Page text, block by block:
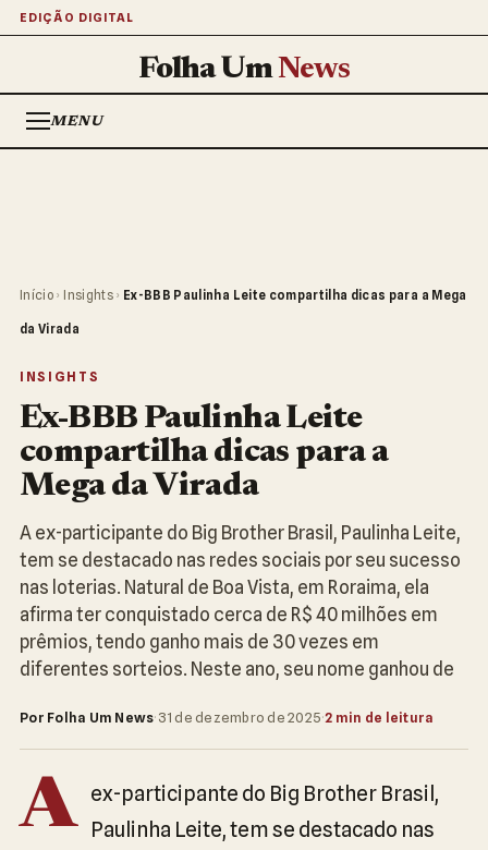
EDIÇÃO DIGITAL
Folha UmNews
MENU
Início › Insights › Ex-BBB Paulinha Leite compartilha dicas para a Mega
da Virada
INSIGHTS
Ex-BBB Paulinha Leite
compartilha dicas para a
Mega da Virada
A ex-participante do Big Brother Brasil, Paulinha Leite,
tem se destacado nas redes sociais por seu sucesso
nas loterias. Natural de Boa Vista, em Roraima, ela
afirma ter conquistado cerca de R$ 40 milhões em
prêmios, tendo ganho mais de 30 vezes em
diferentes sorteios. Neste ano, seu nome ganhou de
Por Folha Um News· 31 de dezembro de 2025·2 min de leitura
A ex-participante do Big Brother Brasil,
Paulinha Leite, tem se destacado nas